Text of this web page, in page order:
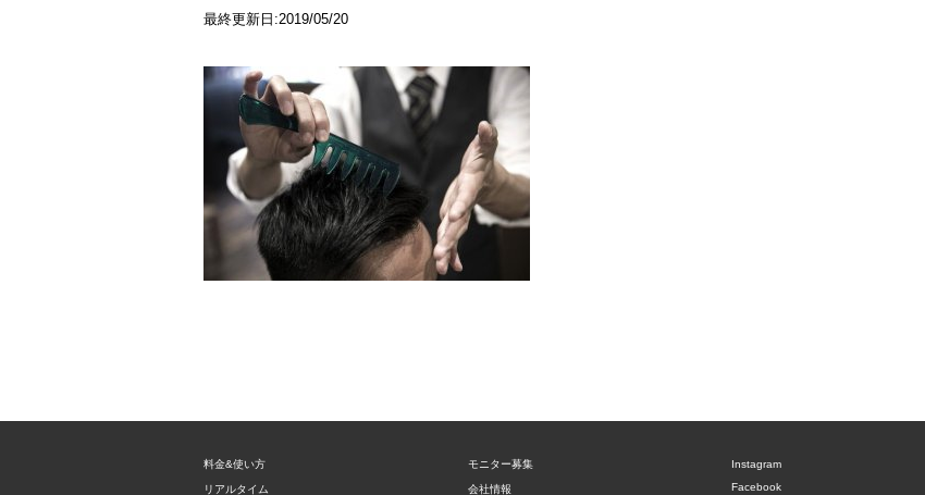
最終更新日:2019/05/20
料金&使い方
リアルタイム
モニター募集
会社情報
Instagram
Facebook